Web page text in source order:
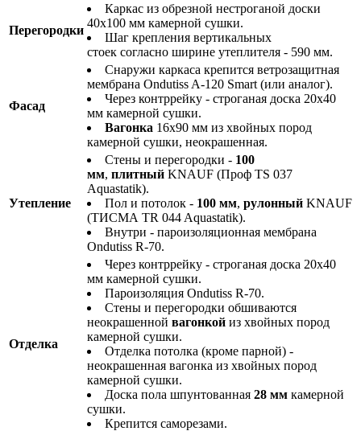
Перегородки
Каркас из обрезной нестроганой доски
40х100 мм камерной сушки.
Шаг крепления вертикальных
стоек согласно ширине утеплителя - 590 мм.
Фасад
Снаружи каркаса крепится ветрозащитная
мембрана Ondutiss A-120 Smart (или аналог).
Через контррейку - строганая доска 20х40
мм камерной сушки.
Вагонка 16х90 мм из хвойных пород
камерной сушки, неокрашенная.
Утепление
Стены и перегородки - 100
мм, плитный KNAUF (Проф TS 037
Aquastatik).
Пол и потолок - 100 мм, рулонный KNAUF
(ТИСМА TR 044 Aquastatik).
Внутри - пароизоляционная мембрана
Ondutiss R-70.
Отделка
Через контррейку - строганая доска 20х40
мм камерной сушки.
Пароизоляция Ondutiss R-70.
Стены и перегородки обшиваются
неокрашенной вагонкой из хвойных пород
камерной сушки.
Отделка потолка (кроме парной) -
неокрашенная вагонка из хвойных пород
камерной сушки.
Доска пола шпунтованная 28 мм камерной
сушки.
Крепится саморезами.